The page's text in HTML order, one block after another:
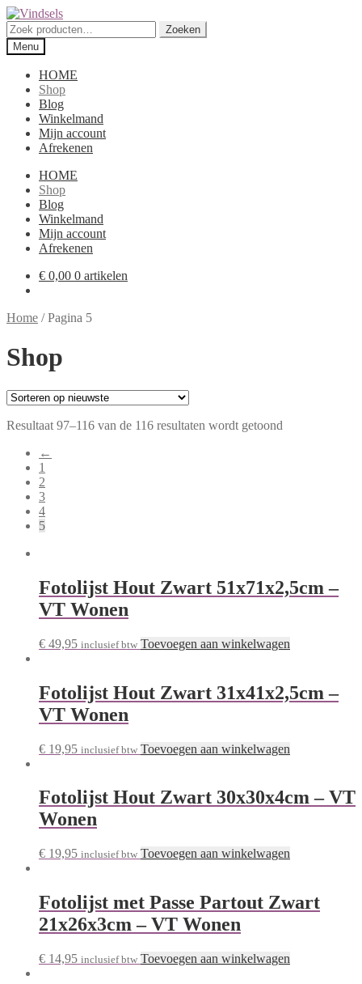
Ga
door
naar
navigatie
Ga
direct
naar
de
inhoud
Zoeken
naar:
Zoeken
Menu
HOME
Shop
Blog
Winkelmand
Mijn account
Afrekenen
HOME
Shop
Blog
Winkelmand
Mijn account
Afrekenen
€ 0,00 0 artikelen
Home /Pagina 5
Shop
Resultaat 97–116 van de 116 resultaten wordt getoond
←
1
2
3
4
5
Fotolijst Hout Zwart 51x71x2,5cm –
VT Wonen
€ 49,95 inclusief btw Toevoegen aan winkelwagen
Fotolijst Hout Zwart 31x41x2,5cm –
VT Wonen
€ 19,95 inclusief btw Toevoegen aan winkelwagen
Fotolijst Hout Zwart 30x30x4cm – VT
Wonen
€ 19,95 inclusief btw Toevoegen aan winkelwagen
Fotolijst met Passe Partout Zwart
21x26x3cm – VT Wonen
€ 14,95 inclusief btw Toevoegen aan winkelwagen